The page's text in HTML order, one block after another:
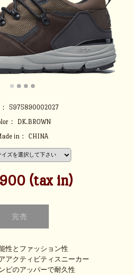
5975890002027
：
DK.BROWN
in：
CHINA
(tax in)
性とファッション性
アクティビティスニーカー
ビのアッパーで耐久性